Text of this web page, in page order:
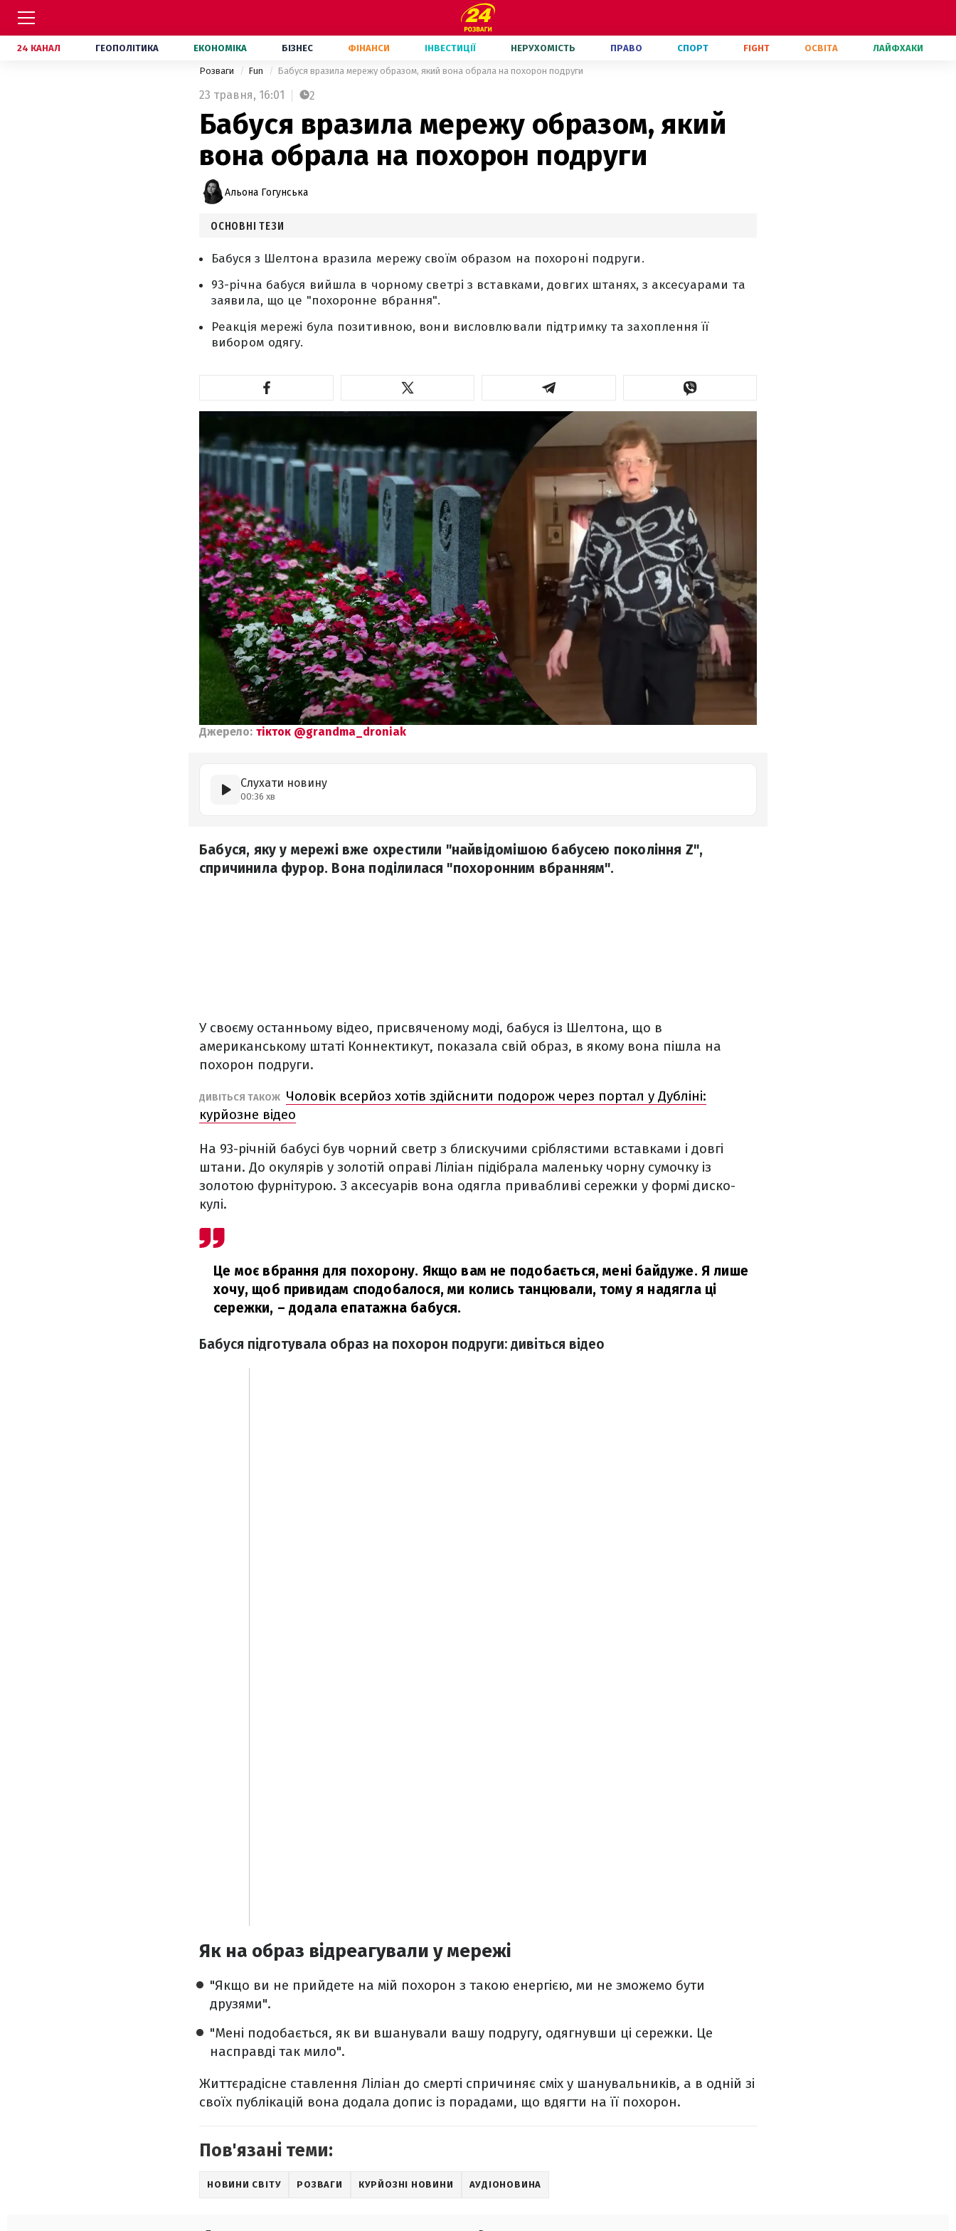
24 КАНАЛ ГЕОПОЛІТИКА ЕКОНОМІКА БІЗНЕС ФІНАНСИ ІНВЕСТИЦІЇ НЕРУХОМІСТЬ ПРАВО СПОРТ FIGHT ОСВІТА ЛАЙФХАКИ
Розваги Fun Бабуся вразила мережу образом, який вона обрала на похорон подруги
23 травня, 16:01 2
Бабуся вразила мережу образом, який
вона обрала на похорон подруги
Альона Гогунська
ОСНОВНІ ТЕЗИ
Бабуся з Шелтона вразила мережу своїм образом на похороні подруги.
93-річна бабуся вийшла в чорному светрі з вставками, довгих штанях, з аксесуарами та
заявила, що це "похоронне вбрання".
Реакція мережі була позитивною, вони висловлювали підтримку та захоплення її
вибором одягу.
Джерело: тікток @grandma_droniak
Слухати новину
00:36 хв
Бабуся, яку у мережі вже охрестили "найвідомішою бабусею покоління Z",
спричинила фурор. Вона поділилася "похоронним вбранням".
У своєму останньому відео, присвяченому моді, бабуся із Шелтона, що в
американському штаті Коннектикут, показала свій образ, в якому вона пішла на
похорон подруги.
ДИВІТЬСЯ ТАКОЖ Чоловік всерйоз хотів здійснити подорож через портал у Дубліні:
курйозне відео
На 93-річній бабусі був чорний светр з блискучими сріблястими вставками і довгі
штани. До окулярів у золотій оправі Ліліан підібрала маленьку чорну сумочку із
золотою фурнітурою. З аксесуарів вона одягла привабливі сережки у формі диско-
кулі.
Це моє вбрання для похорону. Якщо вам не подобається, мені байдуже. Я лише
хочу, щоб привидам сподобалося, ми колись танцювали, тому я надягла ці
сережки, – додала епатажна бабуся.
Бабуся підготувала образ на похорон подруги: дивіться відео
Як на образ відреагували у мережі
"Якщо ви не прийдете на мій похорон з такою енергією, ми не зможемо бути
друзями".
"Мені подобається, як ви вшанували вашу подругу, одягнувши ці сережки. Це
насправді так мило".
Життєрадісне ставлення Ліліан до смерті спричиняє сміх у шанувальників, а в одній зі
своїх публікацій вона додала допис із порадами, що вдягти на її похорон.
Пов'язані теми:
НОВИНИ СВІТУ РОЗВАГИ КУРЙОЗНІ НОВИНИ АУДІОНОВИНА